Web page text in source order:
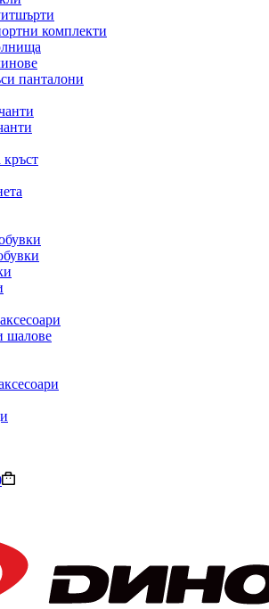
комплекти
панталони
кръст
шалове